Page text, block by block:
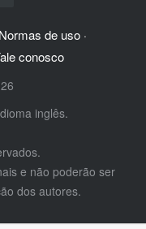
Normas de uso ·
conosco
inglês.
e não poderão ser
dos autores.